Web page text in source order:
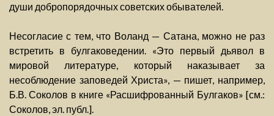
души добропорядочных советских обывателей.
Несогласие с тем, что Воланд — Сатана, можно не раз
встретить в булгаковедении. «Это первый дьявол в
мировой литературе, который наказывает за
несоблюдение заповедей Христа», — пишет, например,
Б.В. Соколов в книге «Расшифрованный Булгаков» [см.:
Соколов, эл. публ.].